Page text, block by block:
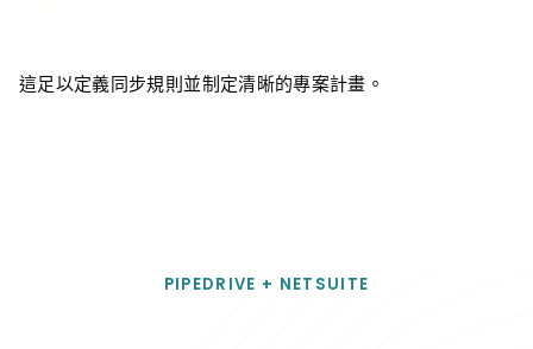
這足以定義同步規則並制定清晰的專案計畫。
PIPEDRIVE + NETSUITE